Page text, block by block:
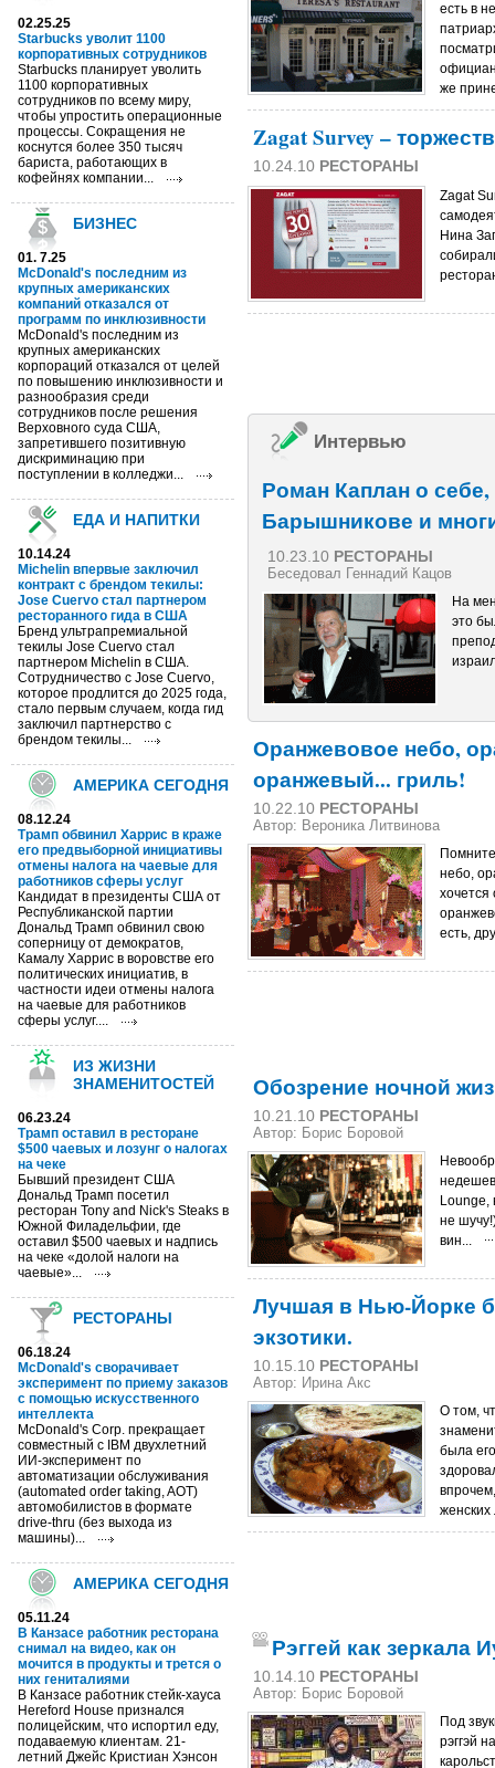
02.25.25
Starbucks уволит 1100
корпоративных сотрудников
Starbucks планирует уволить
1100 корпоративных
сотрудников по всему миру,
чтобы упростить операционные
процессы. Сокращения не
коснутся более 350 тысяч
бариста, работающих в
кофейнях компании...
БИЗНЕС
01. 7.25
McDonald's последним из
крупных американских
компаний отказался от
программ по инклюзивности
McDonald's последним из
крупных американских
корпораций отказался от целей
по повышению инклюзивности и
разнообразия среди
сотрудников после решения
Верховного суда США,
запретившего позитивную
дискриминацию при
поступлении в колледжи...
ЕДА И НАПИТКИ
10.14.24
Michelin впервые заключил
контракт с брендом текилы:
Jose Cuervo стал партнером
ресторанного гида в США
Бренд ультрапремиальной
текилы Jose Cuervo стал
партнером Michelin в США.
Сотрудничество с Jose Cuervo,
которое продлится до 2025 года,
стало первым случаем, когда гид
заключил партнерство с
брендом текилы...
АМЕРИКА СЕГОДНЯ
08.12.24
Трамп обвинил Харрис в краже
его предвыборной инициативы
отмены налога на чаевые для
работников сферы услуг
Кандидат в президенты США от
Республиканской партии
Дональд Трамп обвинил свою
соперницу от демократов,
Камалу Харрис в воровстве его
политических инициатив, в
частности идеи отмены налога
на чаевые для работников
сферы услуг....
ИЗ ЖИЗНИ
ЗНАМЕНИТОСТЕЙ
06.23.24
Трамп оставил в ресторане
$500 чаевых и лозунг о налогах
на чеке
Бывший президент США
Дональд Трамп посетил
ресторан Tony and Nick's Steaks в
Южной Филадельфии, где
оставил $500 чаевых и надпись
на чеке «долой налоги на
чаевые»...
РЕСТОРАНЫ
06.18.24
McDonald's сворачивает
эксперимент по приему заказов
с помощью искусственного
интеллекта
McDonald's Corp. прекращает
совместный с IBM двухлетний
ИИ-эксперимент по
автоматизации обслуживания
(automated order taking, AOT)
автомобилистов в формате
drive-thru (без выхода из
машины)...
АМЕРИКА СЕГОДНЯ
05.11.24
В Канзасе работник ресторана
снимал на видео, как он
мочится в продукты и трется о
них гениталиями
В Канзасе работник стейк-хауса
Hereford House признался
полицейским, что испортил еду,
подаваемую клиентам. 21-
летний Джейс Кристиан Хэнсон
есть в
же
Zagat Survey –
10.24.10 РЕСТОРАНЫ
Zagat
Нина
Интервью
Роман Каплан о
Барышникове и
10.23.10 РЕСТОРАНЫ
Беседовал Геннадий Кацов
На
это
Оранжевовое небо,
оранжевый... гриль!
10.22.10 РЕСТОРАНЫ
Автор: Вероника Литвинова
небо,
хочется
есть,
Обозрение ночной
10.21.10 РЕСТОРАНЫ
Автор: Борис Боровой
Lounge,
не
вин...
Лучшая в Нью-Йорке
экзотики.
10.15.10 РЕСТОРАНЫ
Автор: Ирина Акс
О том,
была
Рэггей как зеркала
10.14.10 РЕСТОРАНЫ
Автор: Борис Боровой
Под
рэггэй